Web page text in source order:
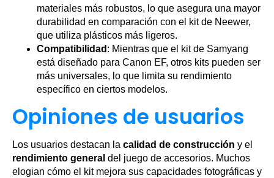
materiales más robustos, lo que asegura una mayor
durabilidad en comparación con el kit de Neewer,
que utiliza plásticos más ligeros.
Compatibilidad : Mientras que el kit de Samyang
está diseñado para Canon EF, otros kits pueden ser
más universales, lo que limita su rendimiento
específico en ciertos modelos.
Opiniones de usuarios
Los usuarios destacan la calidad de construcción y el
rendimiento general del juego de accesorios. Muchos
elogian cómo el kit mejora sus capacidades fotográficas y